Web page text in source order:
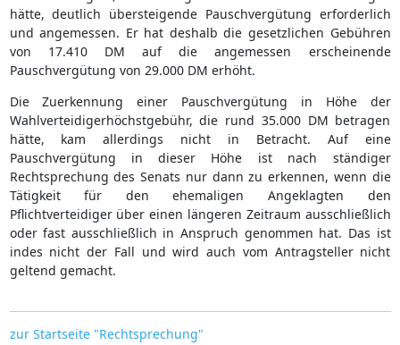
hätte, deutlich übersteigende Pauschvergütung erforderlich
und angemessen. Er hat deshalb die gesetzlichen Gebühren
von 17.410 DM auf die angemessen erscheinende
Pauschvergütung von 29.000 DM erhöht.
Die Zuerkennung einer Pauschvergütung in Höhe der
Wahlverteidigerhöchstgebühr, die rund 35.000 DM betragen
hätte, kam allerdings nicht in Betracht. Auf eine
Pauschvergütung in dieser Höhe ist nach ständiger
Rechtsprechung des Senats nur dann zu erkennen, wenn die
Tätigkeit für den ehemaligen Angeklagten den
Pflichtverteidiger über einen längeren Zeitraum ausschließlich
oder fast ausschließlich in Anspruch genommen hat. Das ist
indes nicht der Fall und wird auch vom Antragsteller nicht
geltend gemacht.
zur Startseite "Rechtsprechung"